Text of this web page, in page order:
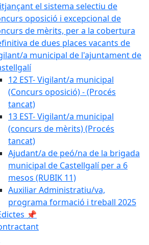
el sistema selectiu de
oposició i excepcional de
de mèrits, per a la cobertura
de dues places vacants de
a municipal de l'ajuntament de
12 EST- Vigilant/a municipal
(Concurs oposició) - (Procés
tancat)
13 EST- Vigilant/a municipal
(concurs de mèrits) (Procés
tancat)
Ajudant/a de peó/na de la brigada
municipal de Castellgalí per a 6
mesos (RUBIK 11)
Auxiliar Administratiu/va,
programa formació i treball 2025
📌